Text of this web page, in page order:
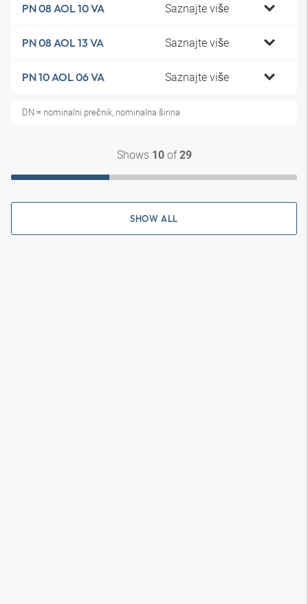
PN 08 AOL 10 VA Saznajte više
PN 08 AOL 13 VA Saznajte više
PN 10 AOL 06 VA Saznajte više
DN = nominalni prečnik, nominalna širina
Shows 10of29
SHOW ALL